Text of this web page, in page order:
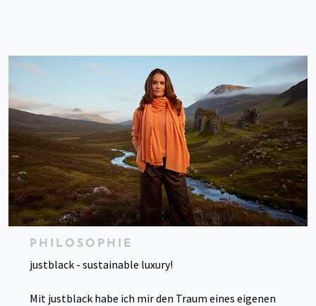
PHILOSOPHIE
justblack - sustainable luxury!
Mit justblack habe ich mir den Traum eines eigenen